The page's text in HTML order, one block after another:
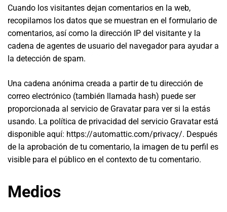
Cuando los visitantes dejan comentarios en la web,
recopilamos los datos que se muestran en el formulario de
comentarios, así como la dirección IP del visitante y la
cadena de agentes de usuario del navegador para ayudar a
la detección de spam.
Una cadena anónima creada a partir de tu dirección de
correo electrónico (también llamada hash) puede ser
proporcionada al servicio de Gravatar para ver si la estás
usando. La política de privacidad del servicio Gravatar está
disponible aquí: https://automattic.com/privacy/. Después
de la aprobación de tu comentario, la imagen de tu perfil es
visible para el público en el contexto de tu comentario.
Medios